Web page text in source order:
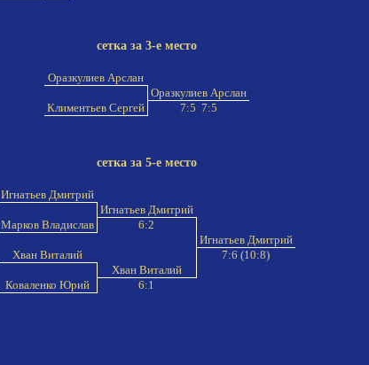
сетка за 3-е место
Оразкулиев Арслан
Оразкулиев Арслан
Климентьев Сергей
7:5 7:5
сетка за 5-е место
Игнатьев Дмитрий
Игнатьев Дмитрий
Марков Владислав
6:2
Игнатьев Дмитрий
Хван Виталий
7:6 (10:8)
Хван Виталий
Коваленко Юрий
6:1